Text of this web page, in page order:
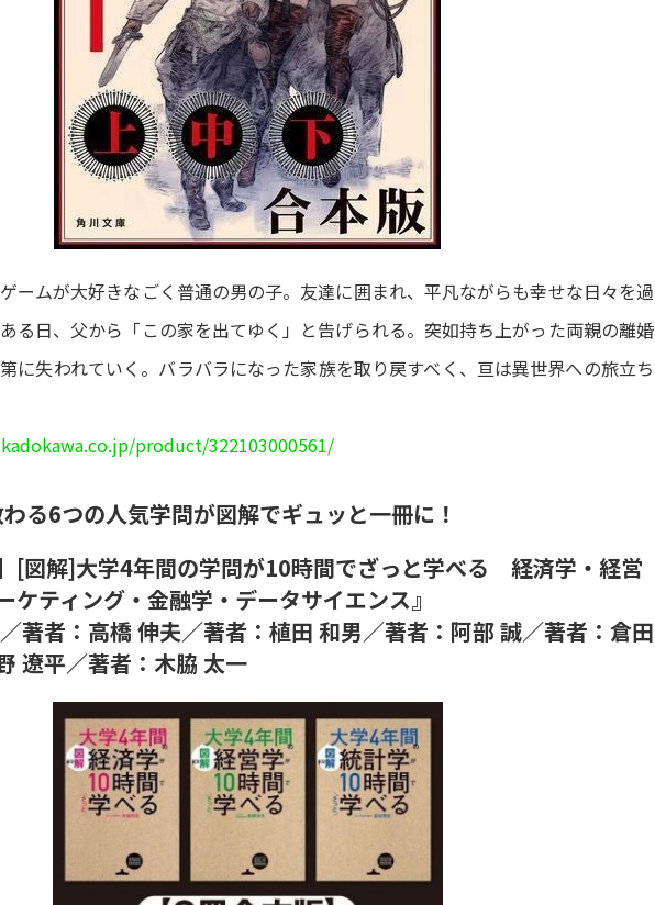
ームが大好きなごく普通の男の子。友達に囲まれ、平凡ながらも幸せな日々を過
る日、父から「この家を出てゆく」と告げられる。突如持ち上がった両親の離婚
に失われていく。バラバラになった家族を取り戻すべく、亘は異世界への旅立ち
product/322103000561/
る6つの人気学問が図解でギュッと一冊に！
】[図解]大学4年間の学問が10時間でざっと学べる 経済学・経営
ケティング・金融学・データサイエンス』
著者：高橋 伸夫／著者：植田 和男／著者：阿部 誠／著者：倉田
遼平／著者：木脇 太一